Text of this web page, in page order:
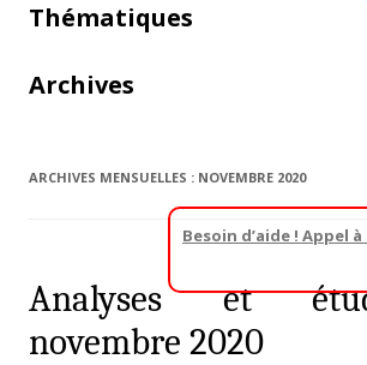
Thématiques
Archives
ARCHIVES MENSUELLES : NOVEMBRE 2020
Analyses et
novembre 2020
Besoin d’aide ! Appel